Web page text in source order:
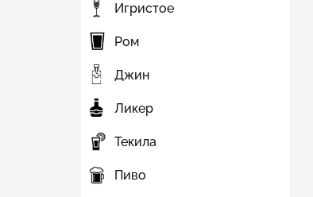
Игристое
Ром
Джин
Ликер
Текила
Пиво